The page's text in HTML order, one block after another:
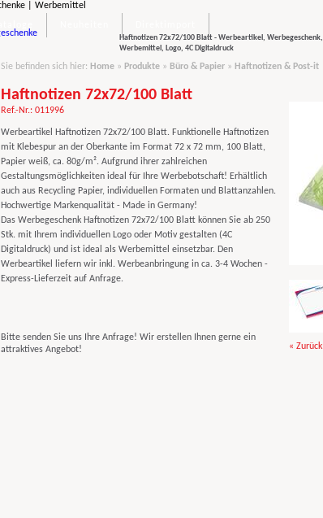
Haftnotizen 72x72/100 Blatt - Werbeartikel, Werbegeschenk,
Werbemittel, Logo, 4C Digitaldruck
Sie befinden sich hier: Home» Produkte» Büro & Papier» Haftnotizen & Post-it
Haftnotizen 72x72/100 Blatt
Ref.-Nr.: 011996
Werbeartikel Haftnotizen 72x72/100 Blatt. Funktionelle Haftnotizen
mit Klebespur an der Oberkante im Format 72 x 72 mm, 100 Blatt,
Papier weiß, ca. 80g/m². Aufgrund ihrer zahlreichen
Gestaltungsmöglichkeiten ideal für Ihre Werbebotschaft! Erhältlich
auch aus Recycling Papier, individuellen Formaten und Blattanzahlen.
Hochwertige Markenqualität - Made in Germany!
Das Werbegeschenk Haftnotizen 72x72/100 Blatt können Sie ab 250
Stk. mit Ihrem individuellen Logo oder Motiv gestalten (4C
Digitaldruck) und ist ideal als Werbemittel einsetzbar. Den
Werbeartikel liefern wir inkl. Werbeanbringung in ca. 3-4 Wochen -
Express-Lieferzeit auf Anfrage.
Bitte senden Sie uns Ihre Anfrage! Wir erstellen Ihnen gerne ein
attraktives Angebot!
« Zurück